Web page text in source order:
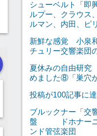
シューベルト「即
ルプー、クラウス
ルマン、内田、ピ
新鮮な感覚 小泉
チュリー交響楽団
夏休みの自由研
めました⑧「巣穴
投稿が100記事に
ブルックナー「交
盤 ドホナーニ
ンド管弦楽団